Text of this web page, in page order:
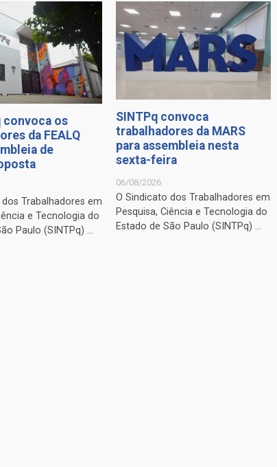
convoca os
da FEALQ
de
Trabalhadores em
e Tecnologia do
Paulo (SINTPq) ...
SINTPq convoca
trabalhadores da MARS
para assembleia nesta
sexta-feira
06/08/2026
O Sindicato dos Trabalhadores em
Pesquisa, Ciência e Tecnologia do
Estado de São Paulo (SINTPq) ...